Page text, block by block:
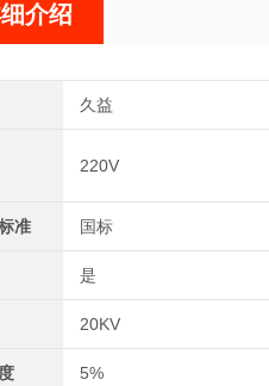
介绍
久益
220V
准 国标
是
20KV
5%